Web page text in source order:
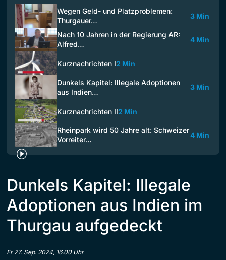
Wegen Geld- und Platzproblemen:
Thurgauer…
3 Min
Nach 10 Jahren in der Regierung AR:
Alfred…
4 Min
Kurznachrichten I2 Min
Dunkels Kapitel: Illegale Adoptionen
aus Indien…
3 Min
Kurznachrichten II2 Min
Rheinpark wird 50 Jahre alt: Schweizer
Vorreiter…
4 Min
Dunkels Kapitel: Illegale
Adoptionen aus Indien im
Thurgau aufgedeckt
Fr 27. Sep. 2024, 16.00 Uhr